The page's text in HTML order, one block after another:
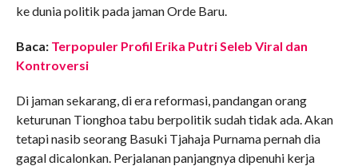
ke dunia politik pada jaman Orde Baru.
Baca: Terpopuler Profil Erika Putri Seleb Viral dan
Kontroversi
Di jaman sekarang, di era reformasi, pandangan orang
keturunan Tionghoa tabu berpolitik sudah tidak ada. Akan
tetapi nasib seorang Basuki Tjahaja Purnama pernah dia
gagal dicalonkan. Perjalanan panjangnya dipenuhi kerja